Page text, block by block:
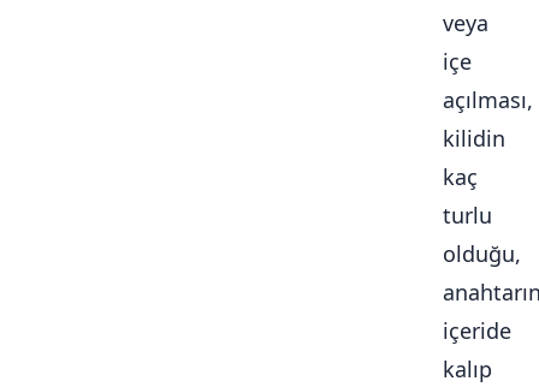
veya
içe
açılması,
kilidin
kaç
turlu
olduğu,
içeride
kalıp